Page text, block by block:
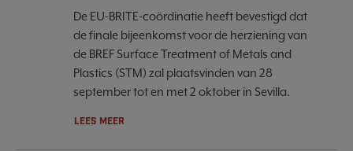
De EU-BRITE-coördinatie heeft bevestigd dat
de finale bijeenkomst voor de herziening van
de BREF Surface Treatment of Metals and
Plastics (STM) zal plaatsvinden van 28
september tot en met 2 oktober in Sevilla.
LEES MEER